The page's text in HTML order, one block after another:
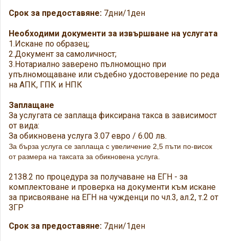
Срок за предоставяне: 7дни/1ден
Необходими документи за извършване на услугата
1.Искане по образец;
2.Документ за самоличност;
3.Нотариално заверено пълномощно при
упълномощаване или съдебно удостоверение по реда
на АПК, ГПК и НПК
Заплащане
За услугата се заплаща фиксирана такса в зависимост
от вида:
За обикновена услуга 3.07 евро / 6.00 лв.
За бърза услуга се заплаща с увеличение 2,5 пъти по-висок
от размера на таксата за обикновена услуга.
2138.2 по процедура за получаване на ЕГН - за
комплектоване и проверка на документи към искане
за присвояване на ЕГН на чужденци по чл.3, ал.2, т.2 от
ЗГР
Срок за предоставяне: 7дни/1ден